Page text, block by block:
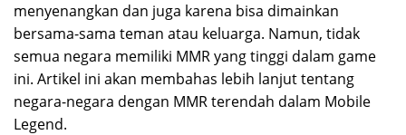
menyenangkan dan juga karena bisa dimainkan
bersama-sama teman atau keluarga. Namun, tidak
semua negara memiliki MMR yang tinggi dalam game
ini. Artikel ini akan membahas lebih lanjut tentang
negara-negara dengan MMR terendah dalam Mobile
Legend.